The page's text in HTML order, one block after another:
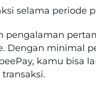
selama periode
pengalaman
Dengan minimal
kamu bisa